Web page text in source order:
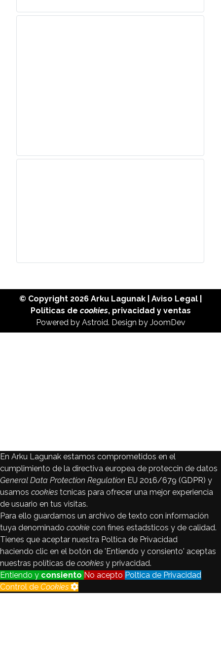
© Copyright 2026 Arku Lagunak Aviso Legal
Políticas de cookies, privacidad y ventas
Powered by Astroid. Design by JoomDev
En Arku Lagunak estamos comprometidos en el
cumplimiento de la directiva europea de proteccin de datos
General Data Protection Regulation EU 2016/679 (GDPR) y
usamos cookies tcnicas para ofrecer una mejor experiencia
de usuario en tus visitas.
Para ello guardamos un archivo de texto con información
tuya denominado cookie con fines estadsticos y de calidad.
Tienes que aceptar nuestra Poltica de Privacidad
haciendo clic en el botón de 'Entiendo y consiento' aceptas
nuestras políticas de cookies y privacidad.
Entiendo y consiento No acepto Poltica de Privacidad
Control de Cookies